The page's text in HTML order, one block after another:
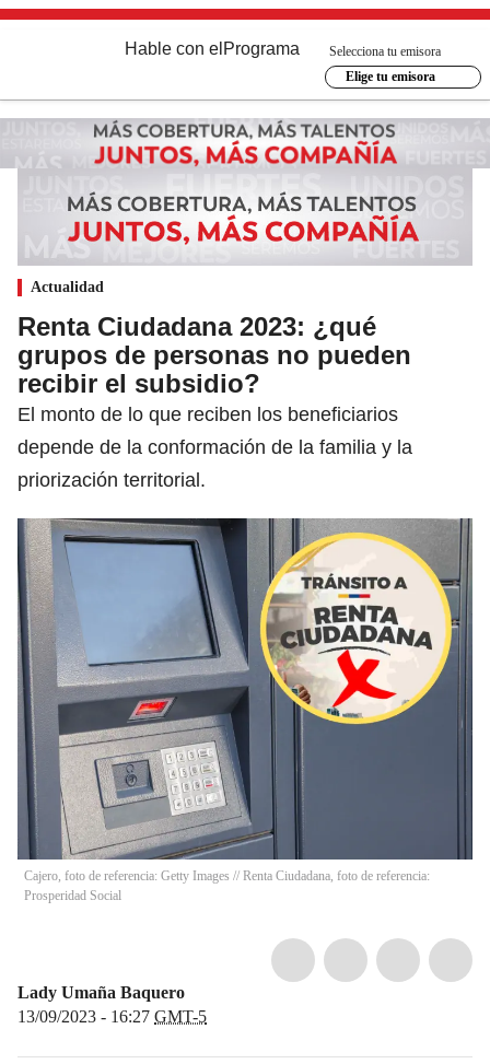
Hable con el Programa
Selecciona tu emisora
Elige tu emisora
Actualidad
Renta Ciudadana 2023: ¿qué
grupos de personas no pueden
recibir el subsidio?
El monto de lo que reciben los beneficiarios
depende de la conformación de la familia y la
priorización territorial.
Cajero, foto de referencia: Getty Images // Renta Ciudadana, foto de referencia:
Prosperidad Social
Lady Umaña Baquero
13/09/2023 - 16:27 GMT-5